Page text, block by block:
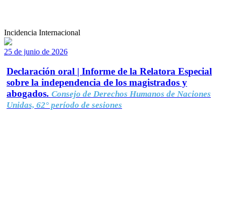
Incidencia Internacional
25 de junio de 2026
Declaración oral | Informe de la Relatora Especial
sobre la independencia de los magistrados y
abogados. Consejo de Derechos Humanos de Naciones
Unidas, 62° período de sesiones